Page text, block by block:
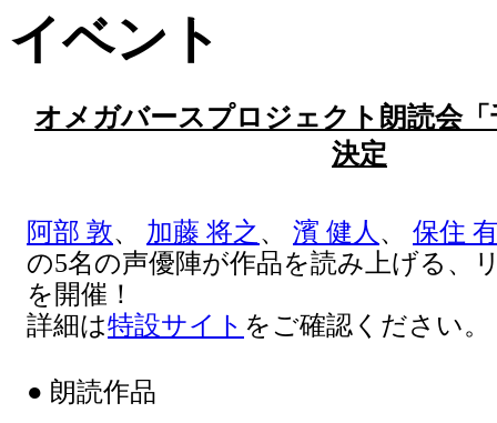
イベント
オメガバースプロジェクト朗読会「
決定
阿部 敦、 加藤 将之、 濱 健人 、 保住
の5名の声優陣が作品を読み上げる、
を開催！
詳細は特設サイト をご確認ください。
● 朗読作品